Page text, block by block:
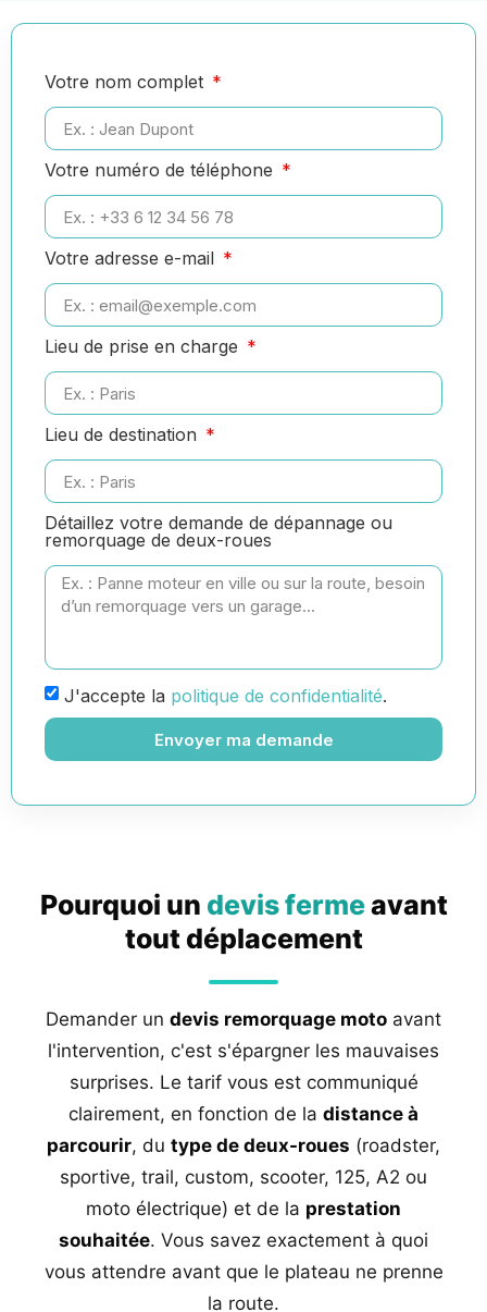
Votre nom complet
Votre numéro de téléphone
Votre adresse e-mail
Lieu de prise en charge
Lieu de destination
Détaillez votre demande de dépannage ou
remorquage de deux-roues
J'accepte la politique de confidentialité.
Envoyer ma demande
Pourquoi un devis fermeavant
tout déplacement
Demander un devis remorquage moto avant
l'intervention, c'est s'épargner les mauvaises
surprises. Le tarif vous est communiqué
clairement, en fonction de la distance à
parcourir, du type de deux-roues (roadster,
sportive, trail, custom, scooter, 125, A2 ou
moto électrique) et de la prestation
souhaitée. Vous savez exactement à quoi
vous attendre avant que le plateau ne prenne
la route.